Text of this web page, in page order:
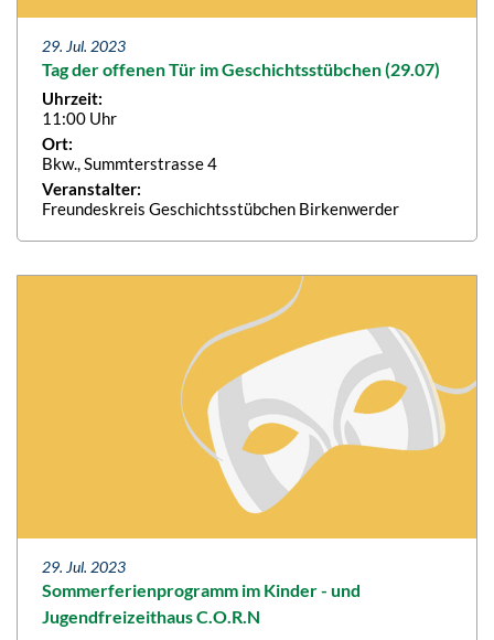
29. Jul. 2023
Tag der offenen Tür im Geschichtsstübchen (29.07)
Uhrzeit:
11:00 Uhr
Ort:
Bkw., Summterstrasse 4
Veranstalter:
Freundeskreis Geschichtsstübchen Birkenwerder
29. Jul. 2023
Sommerferienprogramm im Kinder - und
Jugendfreizeithaus C.O.R.N